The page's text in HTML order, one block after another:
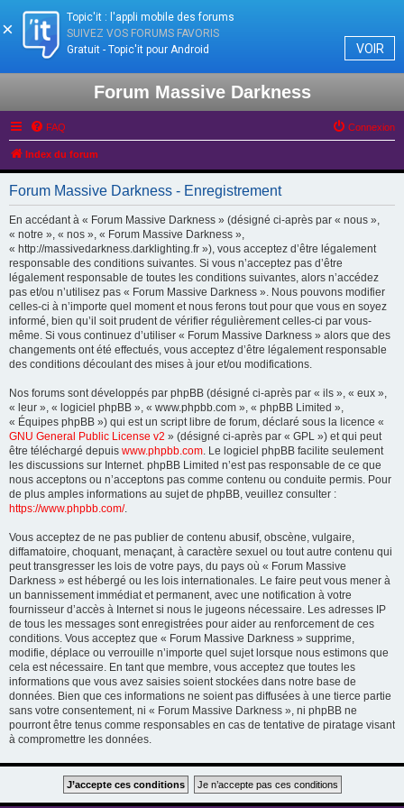
Forum Massive Darkness
FAQ Connexion
Index du forum
Forum Massive Darkness - Enregistrement
En accédant à « Forum Massive Darkness » (désigné ci-après par « nous »,
« notre », « nos », « Forum Massive Darkness »,
« http://massivedarkness.darklighting.fr »), vous acceptez d’être légalement
responsable des conditions suivantes. Si vous n’acceptez pas d’être
légalement responsable de toutes les conditions suivantes, alors n’accédez
pas et/ou n’utilisez pas « Forum Massive Darkness ». Nous pouvons modifier
celles-ci à n’importe quel moment et nous ferons tout pour que vous en soyez
informé, bien qu’il soit prudent de vérifier régulièrement celles-ci par vous-
même. Si vous continuez d’utiliser « Forum Massive Darkness » alors que des
changements ont été effectués, vous acceptez d’être légalement responsable
des conditions découlant des mises à jour et/ou modifications.
Nos forums sont développés par phpBB (désigné ci-après par « ils », « eux »,
« leur », « logiciel phpBB », « www.phpbb.com », « phpBB Limited »,
« Équipes phpBB ») qui est un script libre de forum, déclaré sous la licence «
GNU General Public License v2 » (désigné ci-après par « GPL ») et qui peut
être téléchargé depuis www.phpbb.com. Le logiciel phpBB facilite seulement
les discussions sur Internet. phpBB Limited n’est pas responsable de ce que
nous acceptons ou n’acceptons pas comme contenu ou conduite permis. Pour
de plus amples informations au sujet de phpBB, veuillez consulter :
https://www.phpbb.com/.
Vous acceptez de ne pas publier de contenu abusif, obscène, vulgaire,
diffamatoire, choquant, menaçant, à caractère sexuel ou tout autre contenu qui
peut transgresser les lois de votre pays, du pays où « Forum Massive
Darkness » est hébergé ou les lois internationales. Le faire peut vous mener à
un bannissement immédiat et permanent, avec une notification à votre
fournisseur d’accès à Internet si nous le jugeons nécessaire. Les adresses IP
de tous les messages sont enregistrées pour aider au renforcement de ces
conditions. Vous acceptez que « Forum Massive Darkness » supprime,
modifie, déplace ou verrouille n’importe quel sujet lorsque nous estimons que
cela est nécessaire. En tant que membre, vous acceptez que toutes les
informations que vous avez saisies soient stockées dans notre base de
données. Bien que ces informations ne soient pas diffusées à une tierce partie
sans votre consentement, ni « Forum Massive Darkness », ni phpBB ne
pourront être tenus comme responsables en cas de tentative de piratage visant
à compromettre les données.
×
Topic'it : l'appli mobile des forums
SUIVEZ VOS FORUMS FAVORIS
Gratuit - Topic'it pour Android
VOIR